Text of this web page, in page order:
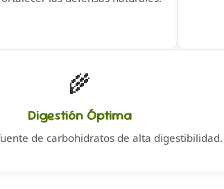
🌾
Digestión Óptima
de carbohidratos de alta digestibilidad.